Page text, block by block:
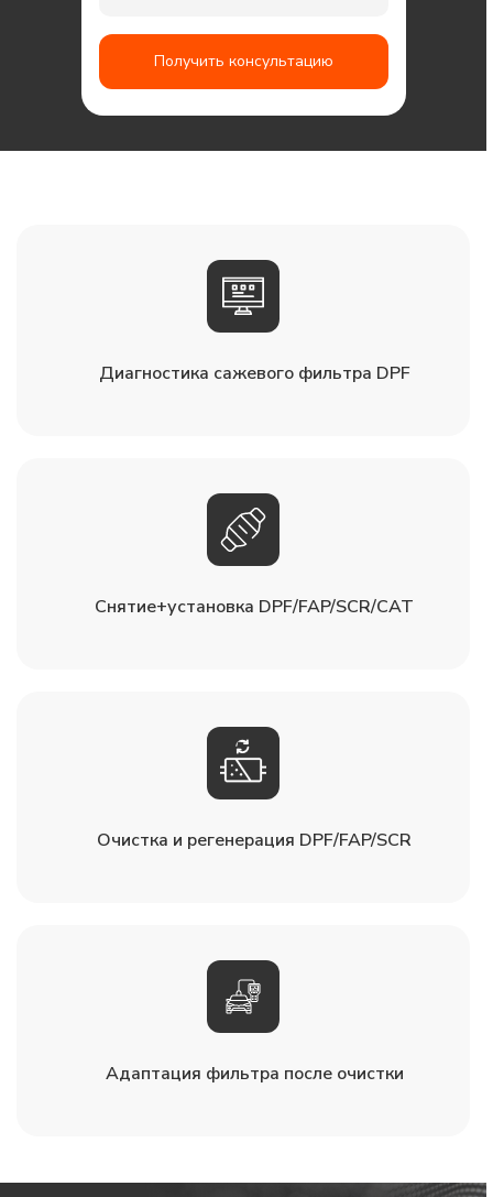
Получить консультацию
Диагностика сажевого фильтра DPF
Снятие+установка DPF/FAP/SCR/CAT
Очистка и регенерация DPF/FAP/SCR
Адаптация фильтра после очистки